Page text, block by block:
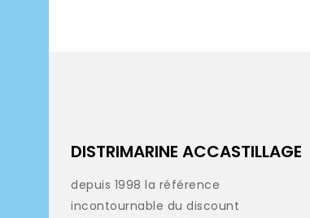
DISTRIMARINE ACCASTILLAGE
depuis 1998 la référence
incontournable du discount